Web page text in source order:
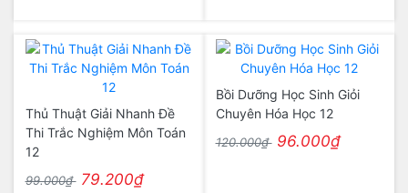
Thủ Thuật Giải Nhanh Đề
Thi Trắc Nghiệm Môn Toán
12
99.000₫ 79.200₫
Bồi Dưỡng Học Sinh Giỏi
Chuyên Hóa Học 12
120.000₫ 96.000₫